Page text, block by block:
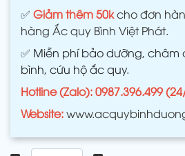
✅ Giảm thêm 50kcho đơn
hàng Ắc quy Bình Việt Phát.
✅ Miễn phí bảo dưỡng, châm
bình, cứu hộ ắc quy.
Hotline (Zalo): 0987.396.499
Website: